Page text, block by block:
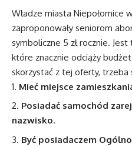
Władze miasta Niepołomice
zaproponowały seniorom
symboliczne 5 zł rocznie.
które znacznie odciąży
skorzystać z tej oferty, trzeba
Mieć miejsce
Posiadać samochód
nazwisko.
Być posiadaczem